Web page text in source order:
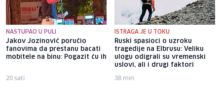
NASTUPAO U PULI
Jakov Jozinović poručio
fanovima da prestanu bacati
mobitele na binu: Pogazit ću ih
20 sati
ISTRAGA JE U TOKU
Ruski spasioci o uzroku
tragedije na Elbrusu: Veliku
ulogu odigrali su vremenski
uslovi, ali i drugi faktori
38 min